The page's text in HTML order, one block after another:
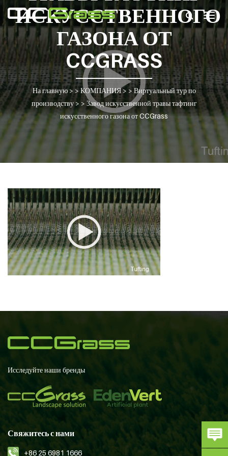
ИСКУССТВЕННОГО
ГАЗОНА ОТ
CCGRASS
На главную> > КОМПАНИЯ> > Виртуальный тур по
производству> > Завод искусственной травы тафтинг
искусственного газона от CCGrass
Исследуйте наши бренды
Свяжитесь с нами
+86 25 6981 1666